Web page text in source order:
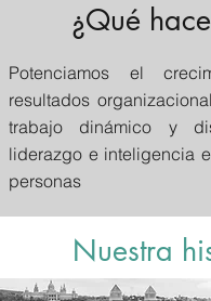
¿Qué
Potenciamos el
resultados
trabajo dinámico y
liderazgo e inteligencia
personas
Nuestra